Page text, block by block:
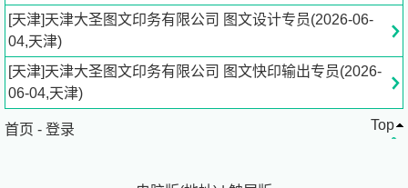
2. 熟练使用剪映、PS等后期制作软件
3. 熟悉宣传视频全流程制作，能独立完成剪辑、包装与后
期优化
[天津]天津大圣图文印务有限公司 图文设计专员(2026-06-
04,天津)
[天津]天津大圣图文印务有限公司 图文快印输出专员(2026-
06-04,天津)
首页 - 登录 Top